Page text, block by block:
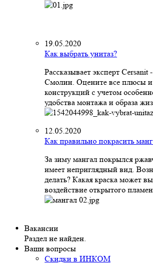
19.05.2020
Как выбрать унитаз?
Рассказывает эксперт Cersanit
Смолин. Оцените все плюсы
конструкций с учетом
удобства монтажа и образа
12.05.2020
Как правильно покрасить
За зиму мангал покрылся
имеет неприглядный вид.
делать? Какая краска может
воздействие открытого
Вакансии
Раздел не найден.
Ваши вопросы
Скидки в ИНКОМ